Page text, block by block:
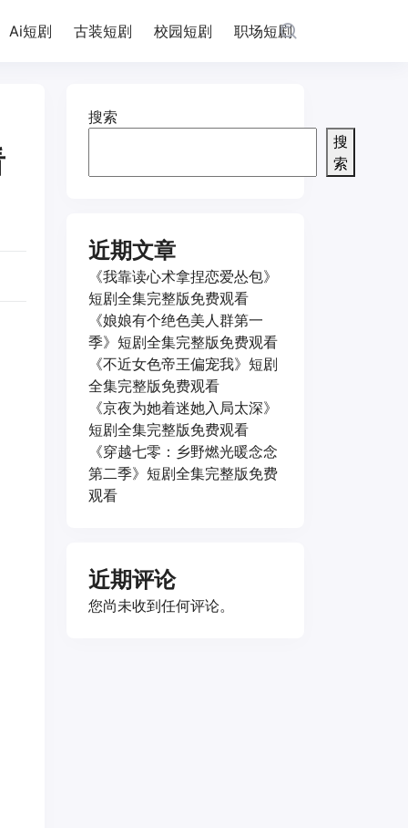
Ai短剧 古装短剧 校园短剧 职场短剧
搜索
搜
索
近期文章
《我靠读心术拿捏恋爱怂包》
短剧全集完整版免费观看
《娘娘有个绝色美人群第一
季》短剧全集完整版免费观看
《不近女色帝王偏宠我》短剧
全集完整版免费观看
《京夜为她着迷她入局太深》
短剧全集完整版免费观看
《穿越七零：乡野燃光暖念念
第二季》短剧全集完整版免费
观看
近期评论
您尚未收到任何评论。